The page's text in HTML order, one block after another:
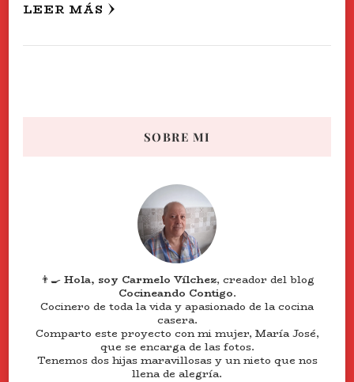
LEER MÁS
SOBRE MI
👨‍🍳 Hola, soy Carmelo Vílchez, creador del blog
Cocineando Contigo.
Cocinero de toda la vida y apasionado de la cocina
casera.
Comparto este proyecto con mi mujer, María José,
que se encarga de las fotos.
Tenemos dos hijas maravillosas y un nieto que nos
llena de alegría.